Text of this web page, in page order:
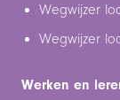
Wegwijzer
Wegwijzer
Werken en